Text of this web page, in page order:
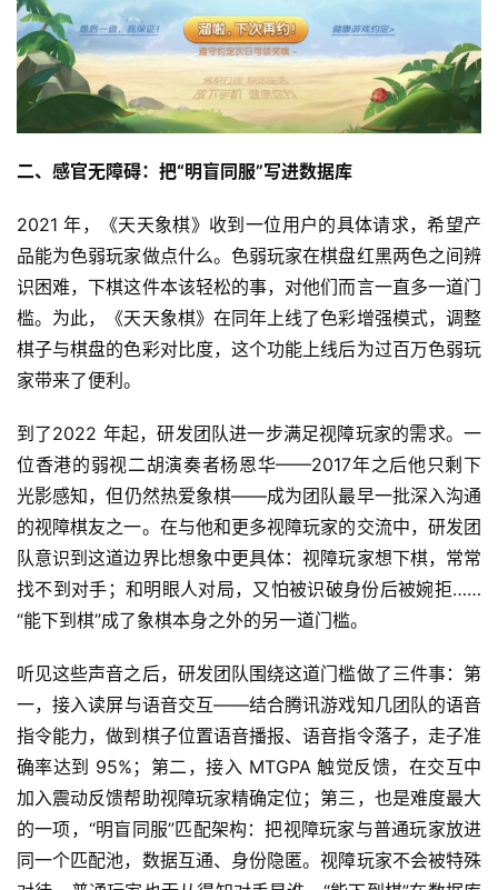
二、感官无障碍：把“明盲同服”写进数据库
2021 年，《天天象棋》收到一位用户的具体请求，希望产
品能为色弱玩家做点什么。色弱玩家在棋盘红黑两色之间辨
识困难，下棋这件本该轻松的事，对他们而言一直多一道门
槛。为此，《天天象棋》在同年上线了色彩增强模式，调整
棋子与棋盘的色彩对比度，这个功能上线后为过百万色弱玩
家带来了便利。
到了2022 年起，研发团队进一步满足视障玩家的需求。一
位香港的弱视二胡演奏者杨恩华——2017年之后他只剩下
光影感知，但仍然热爱象棋——成为团队最早一批深入沟通
的视障棋友之一。在与他和更多视障玩家的交流中，研发团
队意识到这道边界比想象中更具体：视障玩家想下棋，常常
找不到对手；和明眼人对局，又怕被识破身份后被婉拒……
“能下到棋”成了象棋本身之外的另一道门槛。
听见这些声音之后，研发团队围绕这道门槛做了三件事：第
一，接入读屏与语音交互——结合腾讯游戏知几团队的语音
指令能力，做到棋子位置语音播报、语音指令落子，走子准
确率达到 95%；第二，接入 MTGPA 触觉反馈，在交互中
加入震动反馈帮助视障玩家精确定位；第三，也是难度最大
的一项，“明盲同服”匹配架构：把视障玩家与普通玩家放进
同一个匹配池，数据互通、身份隐匿。视障玩家不会被特殊